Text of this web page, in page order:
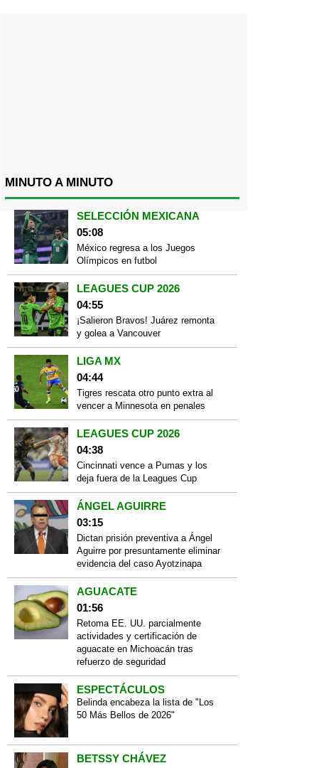
MINUTO A MINUTO
SELECCIÓN MEXICANA
05:08
México regresa a los Juegos
Olímpicos en futbol
LEAGUES CUP 2026
04:55
¡Salieron Bravos! Juárez remonta
y golea a Vancouver
LIGA MX
04:44
Tigres rescata otro punto extra al
vencer a Minnesota en penales
LEAGUES CUP 2026
04:38
Cincinnati vence a Pumas y los
deja fuera de la Leagues Cup
ÁNGEL AGUIRRE
03:15
Dictan prisión preventiva a Ángel
Aguirre por presuntamente eliminar
evidencia del caso Ayotzinapa
AGUACATE
01:56
Retoma EE. UU. parcialmente
actividades y certificación de
aguacate en Michoacán tras
refuerzo de seguridad
ESPECTÁCULOS
Belinda encabeza la lista de "Los
50 Más Bellos de 2026"
BETSSY CHÁVEZ